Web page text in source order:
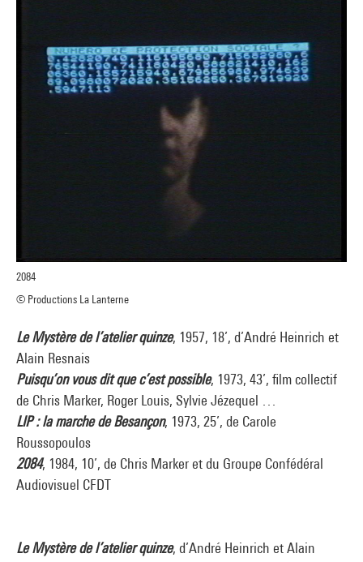
2084
© Productions La Lanterne
Le Mystère de l’atelier quinze, 1957, 18’, d’André Heinrich et
Alain Resnais
Puisqu’on vous dit que c’est possible, 1973, 43’, film collectif
de Chris Marker, Roger Louis, Sylvie Jézequel …
LIP : la marche de Besançon, 1973, 25’, de Carole
Roussopoulos
2084, 1984, 10’, de Chris Marker et du Groupe Confédéral
Audiovisuel CFDT
Le Mystère de l’atelier quinze, d’André Heinrich et Alain